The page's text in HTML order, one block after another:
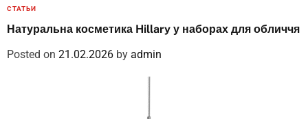
СТАТЬИ
Натуральна косметика Hillary у наборах для обличчя
Posted on 21.02.2026 by admin